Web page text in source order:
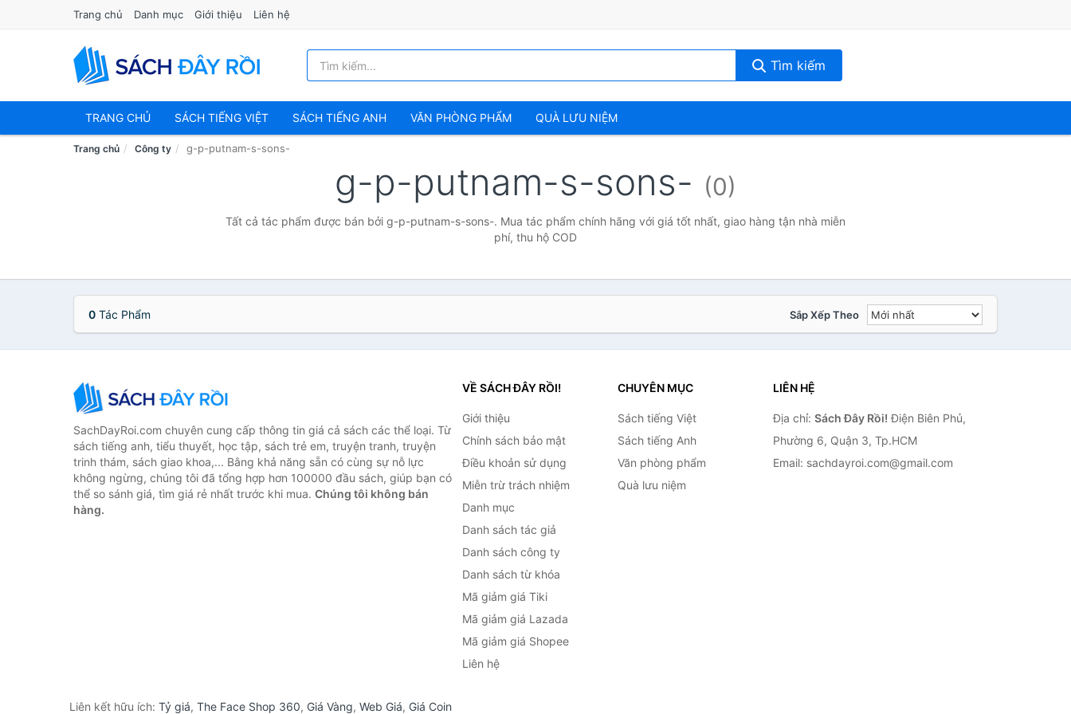
Trang chủ Danh mục Giới thiệu Liên hệ
Tìm kiếm
TRANG CHỦ SÁCH TIẾNG VIỆT SÁCH TIẾNG ANH VĂN PHÒNG PHẨM QUÀ LƯU NIỆM
Trang chủ Công ty g-p-putnam-s-sons-
g-p-putnam-s-sons- (0)
Tất cả tác phẩm được bán bởi g-p-putnam-s-sons-. Mua tác phẩm chính hãng với giá tốt nhất, giao hàng tận nhà miễn
phí, thu hộ COD
0 Tác Phẩm Sắp Xếp Theo
SachDayRoi.com chuyên cung cấp thông tin giá cả sách các thể loại. Từ
sách tiếng anh, tiểu thuyết, học tập, sách trẻ em, truyện tranh, truyện
trinh thám, sách giao khoa,... Bằng khả năng sẵn có cùng sự nỗ lực
không ngừng, chúng tôi đã tổng hợp hơn 100000 đầu sách, giúp bạn có
thể so sánh giá, tìm giá rẻ nhất trước khi mua. Chúng tôi không bán
hàng.
VỀ SÁCH ĐÂY RỒI!
Giới thiệu
Chính sách bảo mật
Điều khoản sử dụng
Miễn trừ trách nhiệm
Danh mục
Danh sách tác giả
Danh sách công ty
Danh sách từ khóa
Mã giảm giá Tiki
Mã giảm giá Lazada
Mã giảm giá Shopee
Liên hệ
CHUYÊN MỤC
Sách tiếng Việt
Sách tiếng Anh
Văn phòng phẩm
Quà lưu niệm
LIÊN HỆ
Địa chỉ: Sách Đây Rồi! Điện Biên Phủ,
Phường 6, Quận 3, Tp.HCM
Email: sachdayroi.com@gmail.com
Liên kết hữu ích: Tỷ giá, The Face Shop 360, Giá Vàng, Web Giá, Giá Coin